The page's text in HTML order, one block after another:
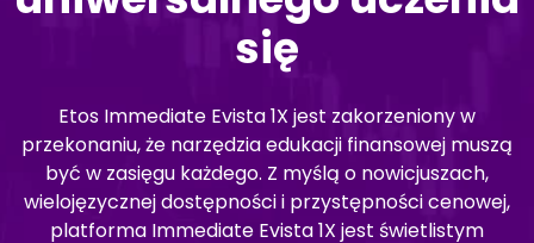
się
Etos Immediate Evista 1X jest zakorzeniony w
przekonaniu, że narzędzia edukacji finansowej muszą
być w zasięgu każdego. Z myślą o nowicjuszach,
wielojęzycznej dostępności i przystępności cenowej,
platforma Immediate Evista 1X jest świetlistym